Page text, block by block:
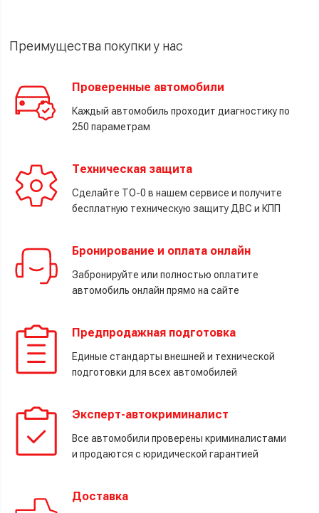
Преимущества покупки у нас
Проверенные автомобили
Каждый автомобиль проходит диагностику по
250 параметрам
Техническая защита
Сделайте ТО-0 в нашем сервисе и получите
бесплатную техническую защиту ДВС и КПП
Бронирование и оплата онлайн
Забронируйте или полностью оплатите
автомобиль онлайн прямо на сайте
Предпродажная подготовка
Единые стандарты внешней и технической
подготовки для всех автомобилей
Эксперт-автокриминалист
Все автомобили проверены криминалистами
и продаются с юридической гарантией
Доставка